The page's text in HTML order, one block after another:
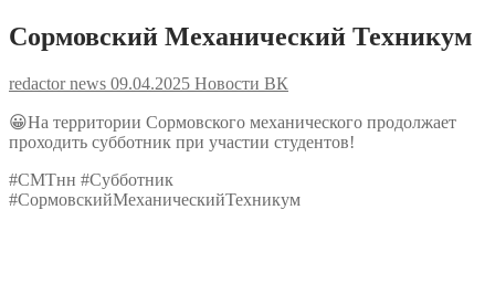
Сормовский Механический Техникум
redactor news 09.04.2025 Новости ВК
😀На территории Сормовского механического продолжает
проходить субботник при участии студентов!
#СМТнн #Субботник
#СормовскийМеханическийТехникум